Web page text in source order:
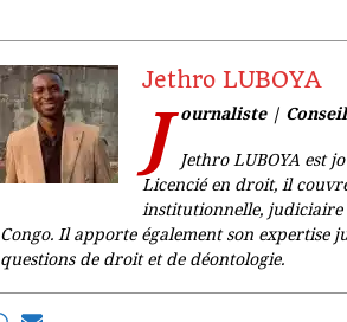
Jethro LUBOYA
J ournaliste |
Jethro LUBOYA est
Licencié en droit, il
institutionnelle, judiciaire
Congo. Il apporte également son
questions de droit et de déontologie.